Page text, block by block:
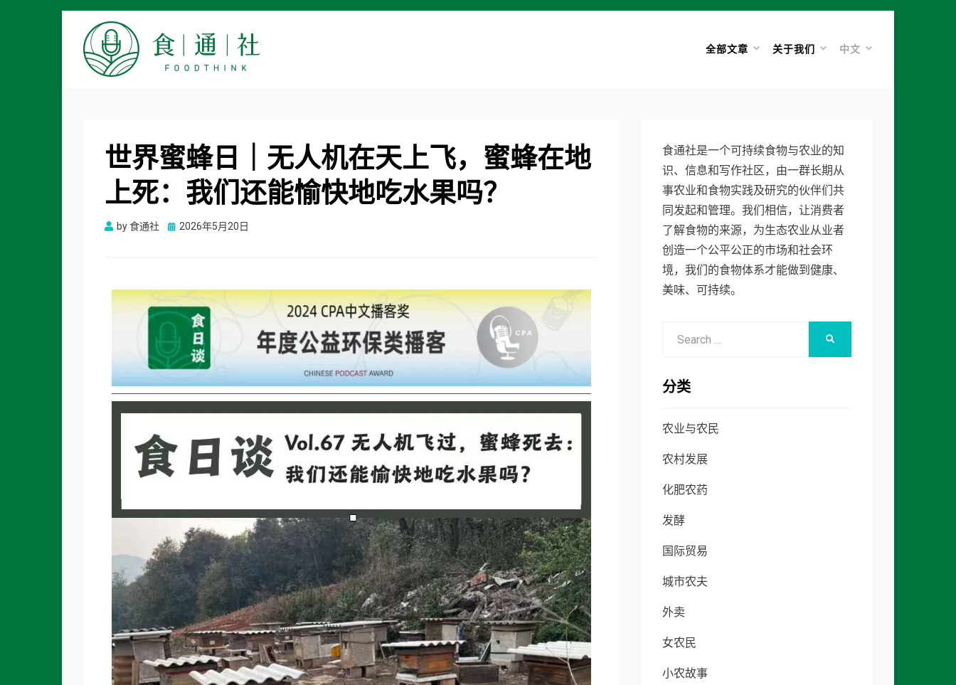
全部文章 关于我们 中文
世界蜜蜂日｜无人机在天上飞，蜜蜂在地
上死：我们还能愉快地吃水果吗？
by食通社
Posted
2026年5月20日
食通社是一个可持续食物与农业的知
识、信息和写作社区，由一群长期从
事农业和食物实践及研究的伙伴们共
同发起和管理。我们相信，让消费者
了解食物的来源，为生态农业从业者
创造一个公平公正的市场和社会环
境，我们的食物体系才能做到健康、
美味、可持续。
分类
农业与农民
农村发展
化肥农药
发酵
国际贸易
城市农夫
外卖
女农民
小农故事